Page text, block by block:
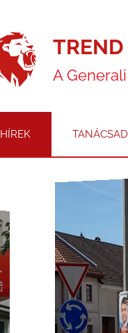
TREND
A
HÍREK